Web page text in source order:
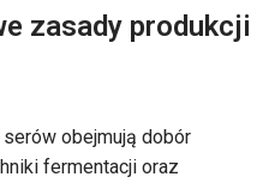
zasady produkcji
obejmują dobór
fermentacji oraz